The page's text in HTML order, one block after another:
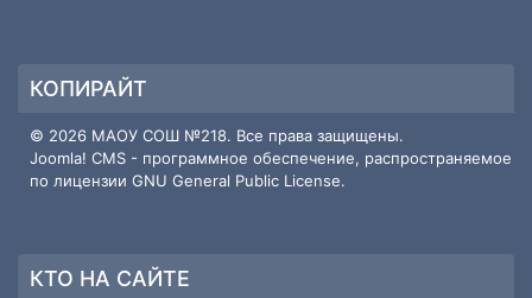
КОПИРАЙТ
© 2026 МАОУ СОШ №218. Все права защищены.
Joomla! CMS - программное обеспечение, распространяемое
по лицензии GNU General Public License.
КТО НА САЙТЕ